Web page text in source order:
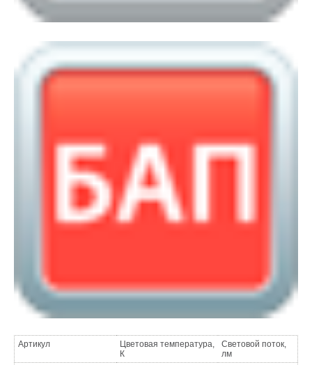
Артикул
Цветовая температура,
К
Световой поток,
лм